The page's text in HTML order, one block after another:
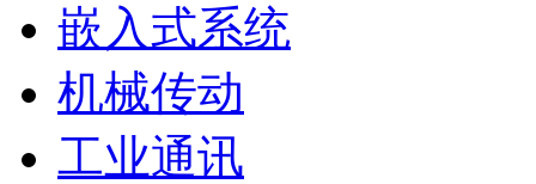
嵌入式系统
机械传动
工业通讯